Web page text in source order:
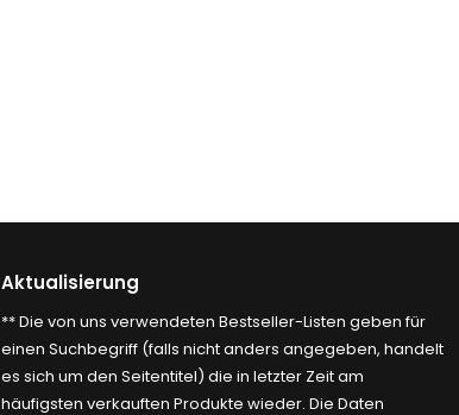
Aktualisierung
** Die von uns verwendeten Bestseller-Listen geben für
einen Suchbegriff (falls nicht anders angegeben, handelt
es sich um den Seitentitel) die in letzter Zeit am
häufigsten verkauften Produkte wieder. Die Daten